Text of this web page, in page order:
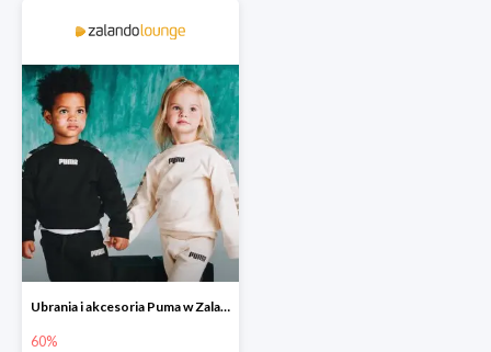
Ubrania i akcesoria Puma w Zalando Lounge do -60%
60%